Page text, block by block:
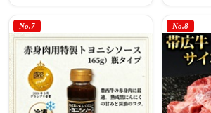
No.7 No.8